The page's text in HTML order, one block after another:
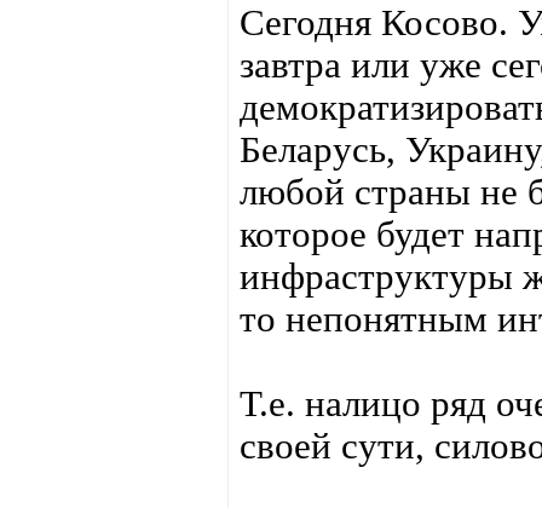
Сегодня Косово.
завтра или уже
Беларусь,
любой страны не
которое будет
инфраструктуры
то непонятным
Т.е. налицо ряд
своей сути,